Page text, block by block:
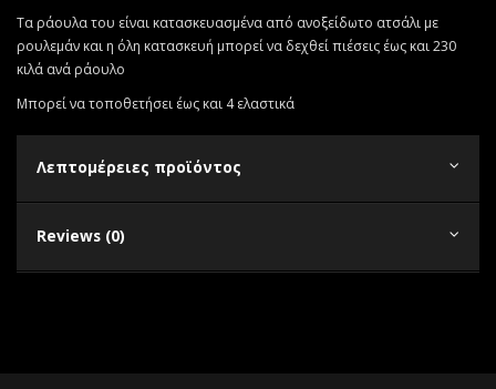
Τα ράουλα του είναι κατασκευασμένα από ανοξείδωτο ατσάλι με
ρουλεμάν και η όλη κατασκευή μπορεί να δεχθεί πιέσεις ΄εως και 230
κιλά ανά ράουλο
Μπορεί να τοποθετήσει έως και 4 ελαστικά
Λεπτομέρειες προϊόντος
Reviews (0)